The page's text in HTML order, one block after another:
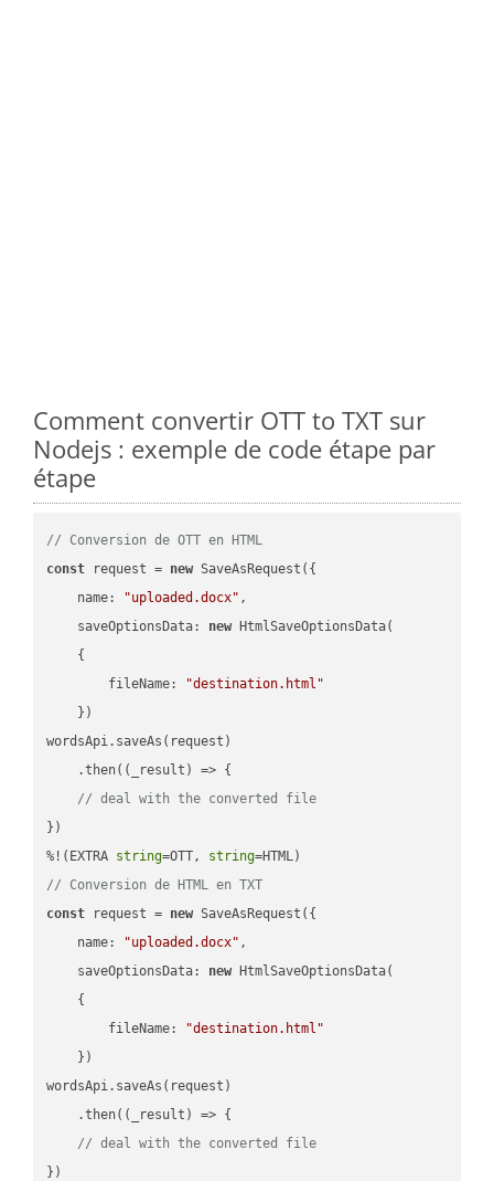
Comment convertir OTT to TXT sur
Nodejs : exemple de code étape par
étape
// Conversion de OTT en HTML
const request = new SaveAsRequest({
name: "uploaded.docx" ,
saveOptionsData: new HtmlSaveOptionsData(
    {
fileName:
"destination.html"
    })
wordsApi.saveAs(request)
    .then(
( _result ) => {
// deal with the converted file
})
%!(EXTRA string=OTT, string
// Conversion de HTML en TXT
const request = new SaveAsRequest({
name: "uploaded.docx" ,
saveOptionsData: new HtmlSaveOptionsData(
    {
fileName:
"destination.html"
    })
wordsApi.saveAs(request)
    .then(
( _result ) => {
// deal with the converted file
})